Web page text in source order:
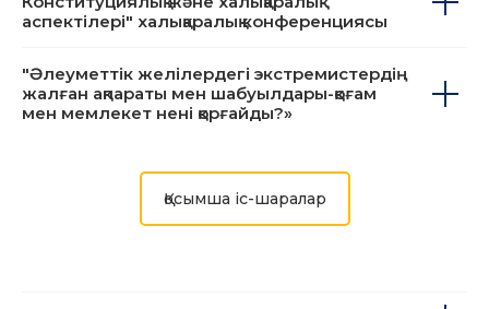
"Құқықтық тәртіпті қамтамасыз етудің
аспектілері" халықаралық конференциясы
"Әлеуметтік желілердегі экстремистердің